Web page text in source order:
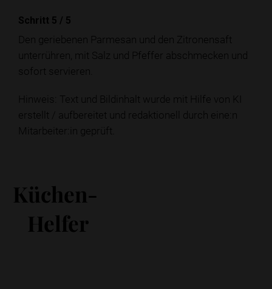
Schritt 5 / 5
Den geriebenen Parmesan und den Zitronensaft
unterrühren, mit Salz und Pfeffer abschmecken und
sofort servieren.
Hinweis: Text und Bildinhalt wurde mit Hilfe von KI
erstellt / aufbereitet und redaktionell durch eine:n
Mitarbeiter:in geprüft.
Küchen-
Helfer